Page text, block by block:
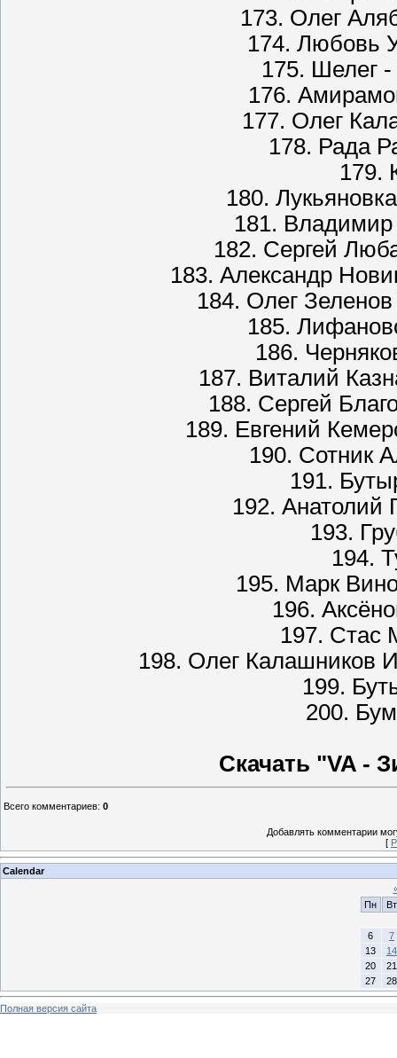
173. Олег
174. Любовь
175. Шелег
176.
177. Олег
178. Рада
179.
180.
181.
182. Сергей
183. Александр
184. Олег
185.
186.
187. Виталий
188. Сергей
189. Евгений
190. Сотник
191.
192. Анатолий
193.
194.
195. Марк
196.
197. Стас
198. Олег Калашников
199.
200.
Скачать "VA -
Всего комментариев: 0
Добавлять комментарии
[
Calendar
Пн
Вт
6
7
13
14
20
21
27
28
Полная версия сайта